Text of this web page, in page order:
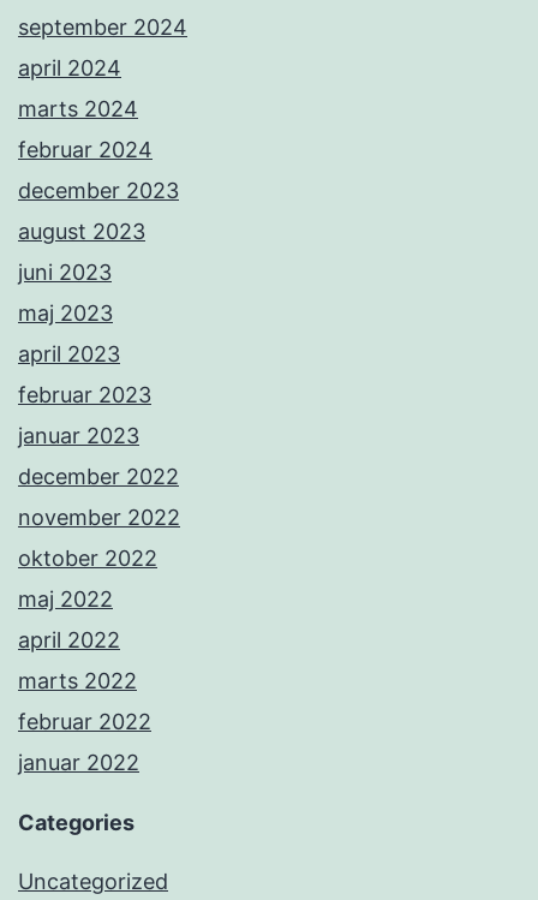
september 2024
april 2024
marts 2024
februar 2024
december 2023
august 2023
juni 2023
maj 2023
april 2023
februar 2023
januar 2023
december 2022
november 2022
oktober 2022
maj 2022
april 2022
marts 2022
februar 2022
januar 2022
Categories
Uncategorized